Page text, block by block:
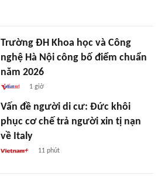
Trường ĐH Khoa học và Công
nghệ Hà Nội công bố điểm chuẩn
năm 2026
1 giờ
Vấn đề người di cư: Đức khôi
phục cơ chế trả người xin tị nạn
về Italy
11 phút